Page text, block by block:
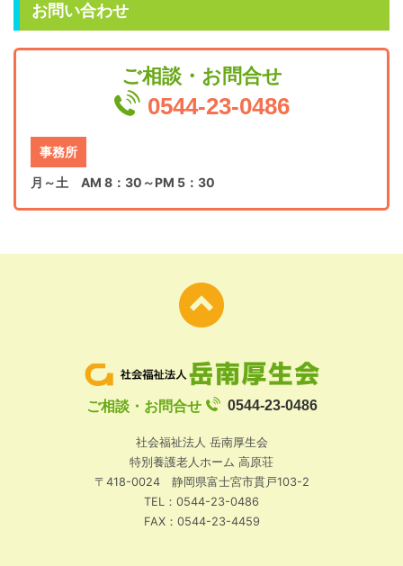
お問い合わせ
ご相談・お問合せ
0544-23-0486
事務所
月～土 AM 8：30～PM 5：30
ご相談・お問合せ 0544-23-0486
社会福祉法人 岳南厚生会
特別養護老人ホーム 高原荘
〒418-0024 静岡県富士宮市貫戸103-2
TEL：0544-23-0486
FAX：0544-23-4459